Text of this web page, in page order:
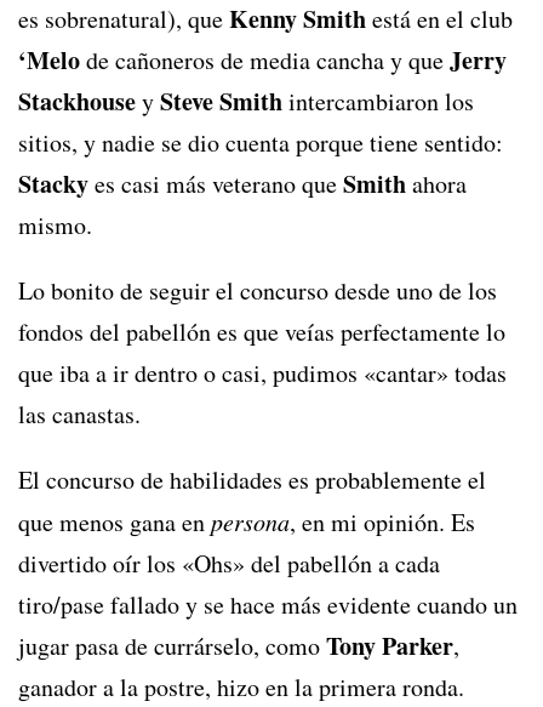
es sobrenatural), queKenny Smithestá en el club
‘Melode cañoneros de media cancha y queJerry
StackhouseySteve Smithintercambiaron los
sitios, y nadie se dio cuenta porque tiene sentido:
Stackyes casi más veterano queSmithahora
mismo.
Lo bonito de seguir el concurso desde uno de los
fondos del pabellón es que veías perfectamente lo
que iba a ir dentro o casi, pudimos «cantar» todas
las canastas.
El concurso de habilidades es probablemente el
que menos gana enpersona, en mi opinión. Es
divertido oír los «Ohs» del pabellón a cada
tiro/pase fallado y se hace más evidente cuando un
jugar pasa de currárselo, comoTony Parker,
ganador a la postre, hizo en la primera ronda.